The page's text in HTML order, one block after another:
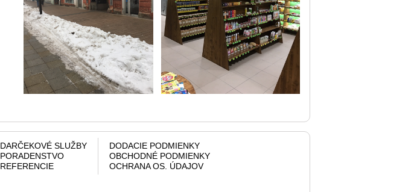
DARČEKOVÉ SLUŽBY
PORADENSTVO
REFERENCIE
DODACIE PODMIENKY
OBCHODNÉ PODMIENKY
OCHRANA OS. ÚDAJOV